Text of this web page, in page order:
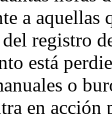
a aquellas
registro
está
o
en acción